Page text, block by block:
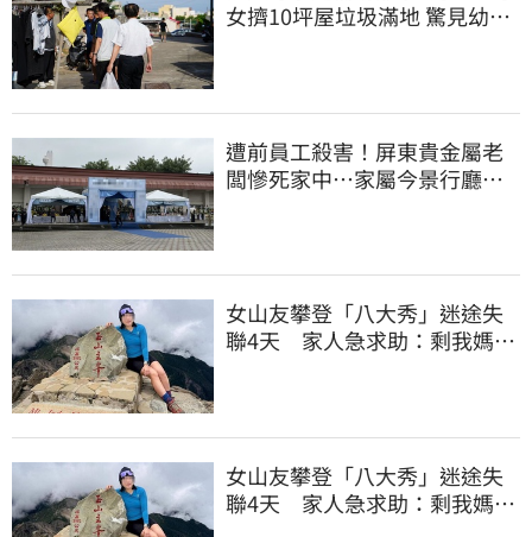
女擠10坪屋垃圾滿地 驚見幼童
遭前員工殺害！屏東貴金屬老
闆慘死家中…家屬今景行廳低
女山友攀登「八大秀」迷途失
聯4天 家人急求助：剩我媽還
女山友攀登「八大秀」迷途失
聯4天 家人急求助：剩我媽還